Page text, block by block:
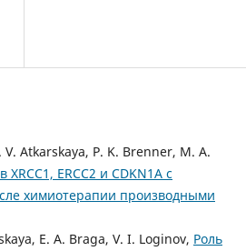
Atkarskaya, P. K. Brenner, M. A.
ERCC2 и CDKN1A с
химиотерапии производными
E. A. Braga, V. I. Loginov, Роль